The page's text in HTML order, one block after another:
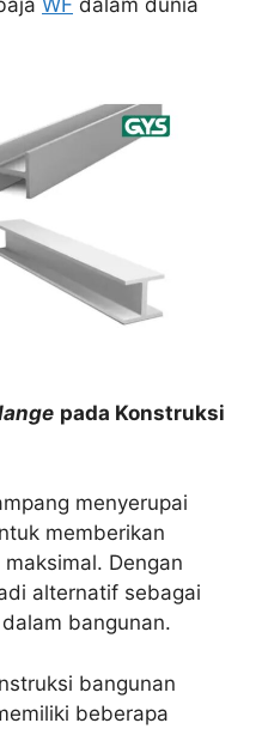
WF dalam dunia
pada Konstruksi
menyerupai
memberikan
Dengan
alternatif sebagai
bangunan.
bangunan
beberapa